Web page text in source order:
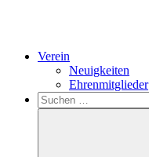
Verein
Neuigkeiten
Ehrenmitglieder
Search
Suchen
nach: